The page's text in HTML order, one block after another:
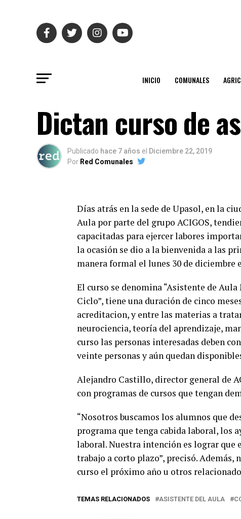
INICIO COMUNALES
Dictan curso de
Publicado hace 7 años el Diciembre 22, 2019
Por Red Comunales
Días atrás en la sede de Upasol, en la
Aula por parte del grupo ACIGOS,
capacitadas para ejercer labores
la ocasión se dio a la bienvenida a las
manera formal el lunes 30 de diciembre
El curso se denomina “Asistente de
Ciclo”, tiene una duración de cinco
acreditacion, y entre las materias a
neurociencia, teoría del aprendizaje,
curso las personas interesadas deben
veinte personas y aún quedan
Alejandro Castillo, director general de
con programas de cursos que tengan
“Nosotros buscamos los alumnos que
programa que tenga cabida laboral, los
laboral. Nuestra intención es lograr
trabajo a corto plazo”, precisó.
curso el próximo año u otros
TEMAS RELACIONADOS ASISTENTE DEL AULA